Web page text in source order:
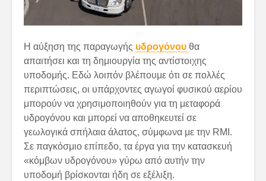
Η αύξηση της παραγωγής υδρογόνου θα
απαιτήσει και τη δημιουργία της αντίστοιχης
υποδομής. Εδώ λοιπόν βλέπουμε ότι σε πολλές
περιπτώσεις, οι υπάρχοντες αγωγοί φυσικού αερίου
μπορούν να χρησιμοποιηθούν για τη μεταφορά
υδρογόνου και μπορεί να αποθηκευτεί σε
γεωλογικά σπήλαια άλατος, σύμφωνα με την RMI.
Σε παγκόσμιο επίπεδο, τα έργα για την κατασκευή
«κόμβων υδρογόνου» γύρω από αυτήν την
υποδομή βρίσκονται ήδη σε εξέλιξη.